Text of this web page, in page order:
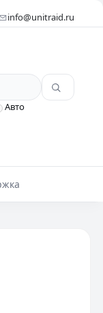
info@unitraid.ru
Авто